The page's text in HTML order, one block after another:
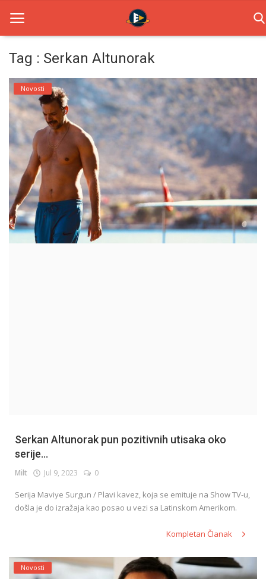
Home
Novosti
TV Serije
Filmovi
Glumci
Contact
Login
Tag : Serkan Altunorak
Novosti
Serkan Altunorak pun pozitivnih utisaka oko
serije...
Milt Jul 9, 2023 0
Serija Maviye Surgun / Plavi kavez, koja se emituje na Show TV-u,
došla je do izražaja kao posao u vezi sa Latinskom Amerikom.
Kompletan Članak
Novosti